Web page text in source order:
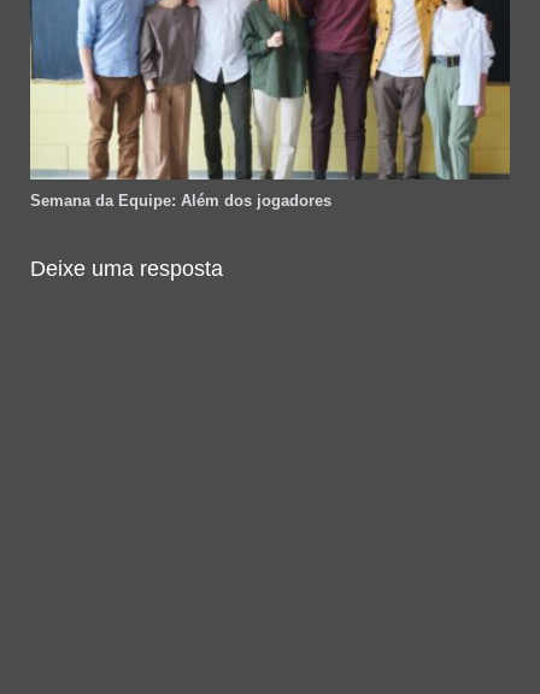
Semana da Equipe: Além dos jogadores
Deixe uma resposta